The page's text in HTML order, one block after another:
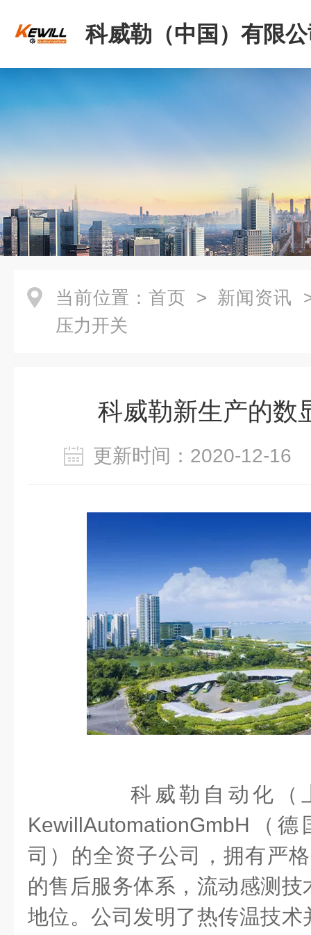
科威勒（中国）有限
当前位置： 首页 > 新闻资讯
压力开关
科威勒新生产的数
更新时间：2020-12-
科威勒自动化（上
KewillAutomationGmbH（
司）的全资子公司，拥有严
的售后服务体系，流动感测
地位。公司发明了热传温技